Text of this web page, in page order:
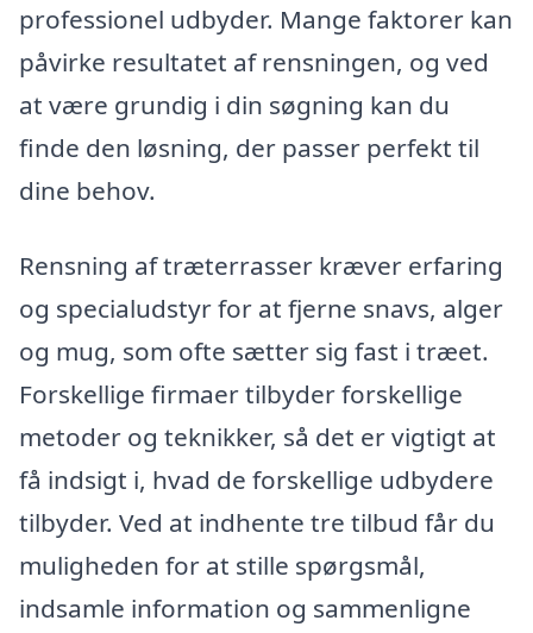
professionel udbyder. Mange faktorer kan
påvirke resultatet af rensningen, og ved
at være grundig i din søgning kan du
finde den løsning, der passer perfekt til
dine behov.
Rensning af træterrasser kræver erfaring
og specialudstyr for at fjerne snavs, alger
og mug, som ofte sætter sig fast i træet.
Forskellige firmaer tilbyder forskellige
metoder og teknikker, så det er vigtigt at
få indsigt i, hvad de forskellige udbydere
tilbyder. Ved at indhente tre tilbud får du
muligheden for at stille spørgsmål,
indsamle information og sammenligne